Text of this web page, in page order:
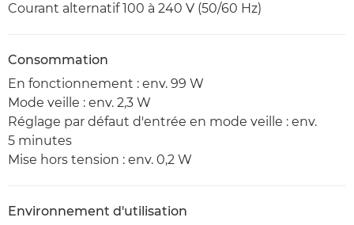
Courant alternatif 100 à 240 V (50/60 Hz)
Consommation
En fonctionnement : env. 99 W
Mode veille : env. 2,3 W
Réglage par défaut d'entrée en mode veille : env.
5 minutes
Mise hors tension : env. 0,2 W
Environnement d'utilisation